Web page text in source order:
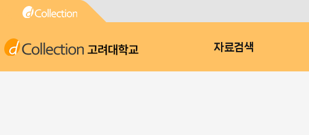
고려대학교 자료검색